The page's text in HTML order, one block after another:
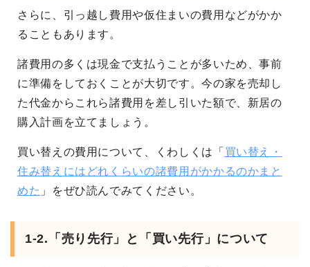
さらに、引っ越し費用や仮住まいの費用などがかか
ることもあります。
諸費用の多くは現金で支払うことが多いため、事前
に準備をしておくことが大切です。今の家を売却し
た代金からこれら諸費用を差し引いた額で、新居の
購入計画を立てましょう。
買い替えの費用について、くわしくは「 買い替え・
住み替えにはどれくらいの諸費用がかかるのかまと
めた 」をぜひ読んでみてください。
1-2.「売り先行」と「買い先行」について